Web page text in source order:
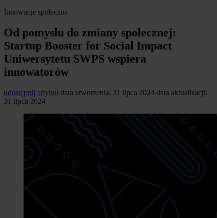
Innowacje społeczne
Od pomysłu do zmiany społecznej:
Startup Booster for Social Impact
Uniwersytetu SWPS wspiera
innowatorów
udostępnij artykuł data utworzenia: 31 lipca 2024 data aktualizacji:
31 lipca 2024